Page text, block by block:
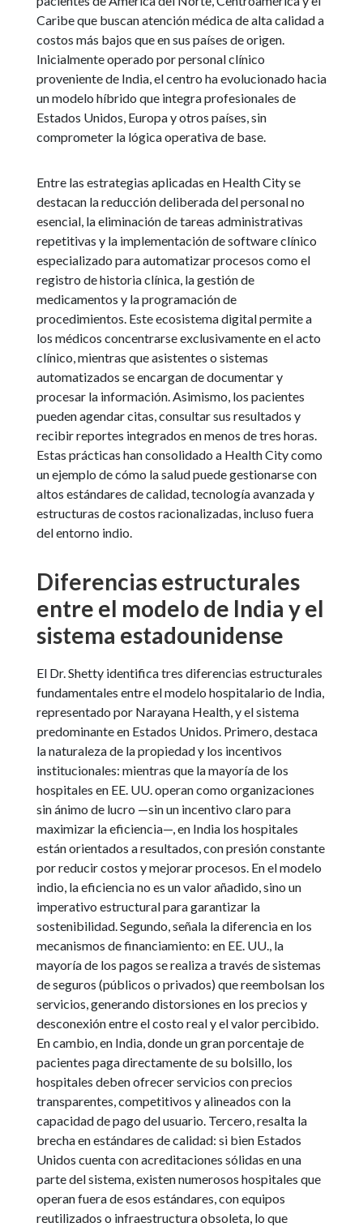
Caribe que buscan atención médica de alta calidad a
costos más bajos que en sus países de origen.
Inicialmente operado por personal clínico
proveniente de India, el centro ha evolucionado hacia
un modelo híbrido que integra profesionales de
Estados Unidos, Europa y otros países, sin
comprometer la lógica operativa de base.
Entre las estrategias aplicadas en Health City se
destacan la reducción deliberada del personal no
esencial, la eliminación de tareas administrativas
repetitivas y la implementación de software clínico
especializado para automatizar procesos como el
registro de historia clínica, la gestión de
medicamentos y la programación de
procedimientos. Este ecosistema digital permite a
los médicos concentrarse exclusivamente en el acto
clínico, mientras que asistentes o sistemas
automatizados se encargan de documentar y
procesar la información. Asimismo, los pacientes
pueden agendar citas, consultar sus resultados y
recibir reportes integrados en menos de tres horas.
Estas prácticas han consolidado a Health City como
un ejemplo de cómo la salud puede gestionarse con
altos estándares de calidad, tecnología avanzada y
estructuras de costos racionalizadas, incluso fuera
del entorno indio.
Diferencias estructurales
entre el modelo de India y el
sistema estadounidense
El Dr. Shetty identifica tres diferencias estructurales
fundamentales entre el modelo hospitalario de India,
representado por Narayana Health, y el sistema
predominante en Estados Unidos. Primero, destaca
la naturaleza de la propiedad y los incentivos
institucionales: mientras que la mayoría de los
hospitales en EE. UU. operan como organizaciones
sin ánimo de lucro —sin un incentivo claro para
maximizar la eficiencia—, en India los hospitales
están orientados a resultados, con presión constante
por reducir costos y mejorar procesos. En el modelo
indio, la eficiencia no es un valor añadido, sino un
imperativo estructural para garantizar la
sostenibilidad. Segundo, señala la diferencia en los
mecanismos de financiamiento: en EE. UU., la
mayoría de los pagos se realiza a través de sistemas
de seguros (públicos o privados) que reembolsan los
servicios, generando distorsiones en los precios y
desconexión entre el costo real y el valor percibido.
En cambio, en India, donde un gran porcentaje de
pacientes paga directamente de su bolsillo, los
hospitales deben ofrecer servicios con precios
transparentes, competitivos y alineados con la
capacidad de pago del usuario. Tercero, resalta la
brecha en estándares de calidad: si bien Estados
Unidos cuenta con acreditaciones sólidas en una
parte del sistema, existen numerosos hospitales que
operan fuera de esos estándares, con equipos
reutilizados o infraestructura obsoleta, lo que